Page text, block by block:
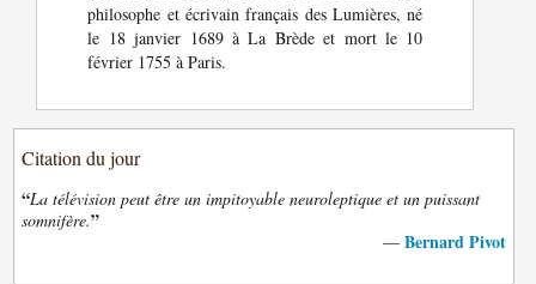
philosophe et écrivain français des Lumières, né
le 18 janvier 1689 à La Brède et mort le 10
février 1755 à Paris.
Citation du jour
“La télévision peut être un impitoyable neuroleptique et un puissant
somnifère.”
— Bernard Pivot